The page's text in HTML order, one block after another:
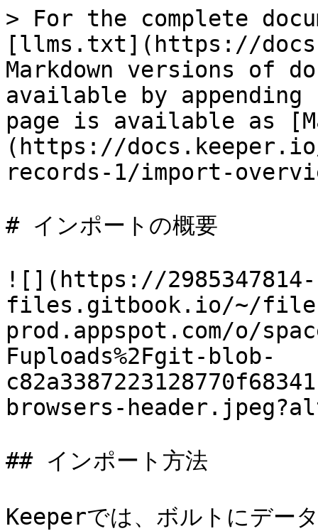
> For the complete
[llms.txt](https://
Markdown versions of
available by
page is available as
(https://
records-1/import-
# インポートの概要
![](https://2985347814-
files.gitbook.io/~/
prod.appspot.com/o/
Fuploads%2Fgit-blob-
browsers-
## インポート方法
Keeperでは、ボルトにデー